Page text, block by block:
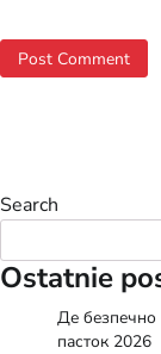
Search
Ostatnie
Де безпечно
пасток 2026